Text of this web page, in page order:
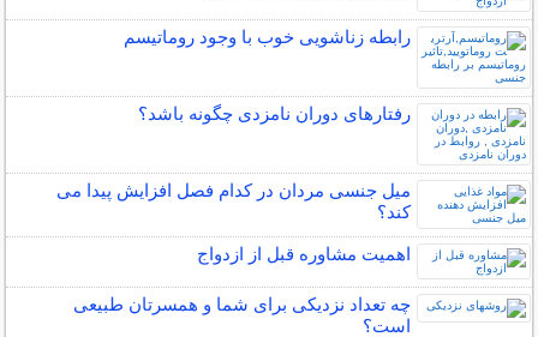
رابطه زناشویی خوب با وجود روماتیسم
رفتارهای دوران نامزدی چگونه باشد؟
میل جنسی مردان در کدام فصل افزایش پیدا می
کند؟
اهمیت مشاوره قبل از ازدواج
چه تعداد نزدیکی برای شما و همسرتان طبیعی
است؟